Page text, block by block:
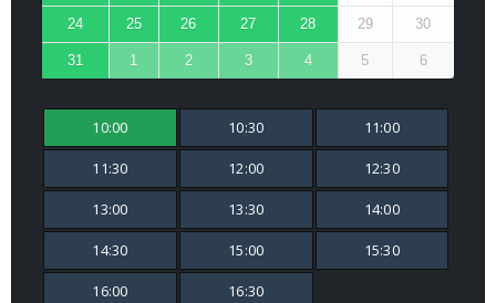
24 25 26 27 28 29 30
31 1 2 3 4 5 6
10:00 10:30 11:00
11:30 12:00 12:30
13:00 13:30 14:00
14:30 15:00 15:30
16:00 16:30